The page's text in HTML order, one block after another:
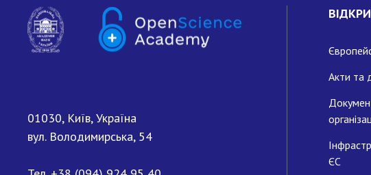
01030, Київ, Україна
вул. Володимирська, 54
Акти та
ЄС